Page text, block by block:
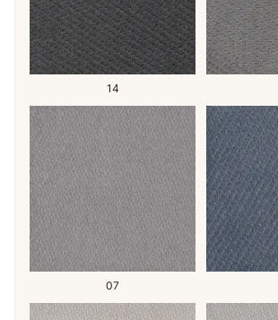
14
07